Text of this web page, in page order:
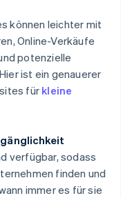
können leichter mit
Online-Verkäufe
potenzielle
ist ein genauerer
für kleine
verfügbar, sodass
finden und
immer es für sie